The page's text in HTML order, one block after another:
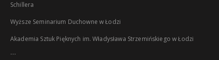
Schillera
Wyższe Seminarium Duchowne w Łodzi
Akademia Sztuk Pięknych im. Władysława Strzemińskiego w Łodzi
...